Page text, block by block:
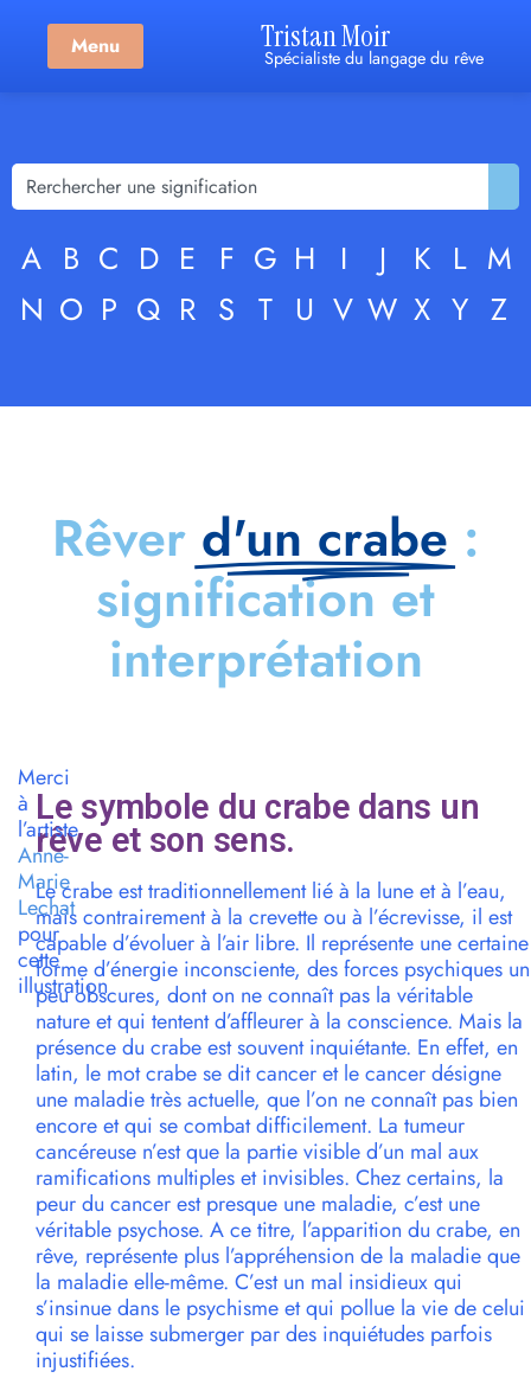
Menu Tristan Moir
Spécialiste du langage du rêve
A B C D E F G H I J K L M
N O P Q R S T U V W X Y Z
Rêver d'un crabe :
signification et
interprétation
Le symbole du crabe dans un
rêve et son sens.
Le crabe est traditionnellement lié à la lune et à l’eau,
mais contrairement à la crevette ou à l’écrevisse, il est
capable d’évoluer à l’air libre. Il représente une certaine
forme d’énergie inconsciente, des forces psychiques un
peu obscures, dont on ne connaît pas la véritable
nature et qui tentent d’affleurer à la conscience. Mais la
présence du crabe est souvent inquiétante. En effet, en
latin, le mot crabe se dit cancer et le cancer désigne
une maladie très actuelle, que l’on ne connaît pas bien
encore et qui se combat difficilement. La tumeur
cancéreuse n’est que la partie visible d’un mal aux
ramifications multiples et invisibles. Chez certains, la
peur du cancer est presque une maladie, c’est une
véritable psychose. A ce titre, l’apparition du crabe, en
rêve, représente plus l’appréhension de la maladie que
la maladie elle-même. C’est un mal insidieux qui
s’insinue dans le psychisme et qui pollue la vie de celui
qui se laisse submerger par des inquiétudes parfois
injustifiées.
Merci
à
l’artiste
Anne-
Marie
Lechat
pour
cette
illustration